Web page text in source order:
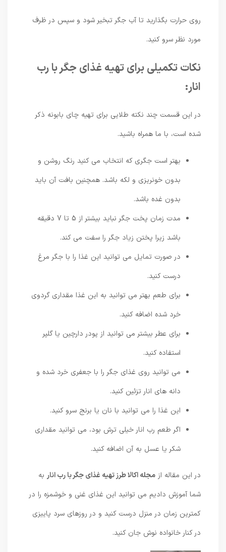
روی حرارت بگذارید تا آب جگر تبخیر شود و سپس در ظرف
مورد نظر سرو کنید.
نکات تکمیلی برای تهیه غذای جگر با رب
در این قسمت چند نکته طلایی برای تهیه چای بابونه ذکر
شده است، با ما همراه باشید.
بهتر است جگری که انتخاب می کنید رنگ روشن و
بدون خونریزی و لکه باشد. همچنین بافت آن باید
بدون غده باشد.
مدت زمان پخت جگر نباید بیشتر از 5 تا 7 دقیقه
باشد زیرا پختن زیاد جگر را سفت می کند.
در صورت تمایل می توانید این غذا را با جگر مرغ
درست کنید.
برای طعم بهتر می توانید به این غذا مقداری گردوی
خرد شده اضافه کنید.
برای عطر بیشتر می توانید از پودر دارچین یا گلپر
استفاده کنید.
می توانید روی غذای جگر را با جعفری خرد شده و
دانه های انار تزئین کنید.
این غذا را می توانید با نان یا برنج سرو کنید.
اگر طعم رب انار خیلی ترش بود، می توانید مقداری
شکر یا عسل به آن اضافه کنید.
در این مقاله ازمجله اکالا طرز تهیه غذای جگر با رب اناربه
شما آموزش دادیم می توانید این غذای غنی و خوشمزه را در
کمترین زمان در منزل درست کنید و در روزهای سرد پاییزی
در کنار خانواده نوش جان کنید.